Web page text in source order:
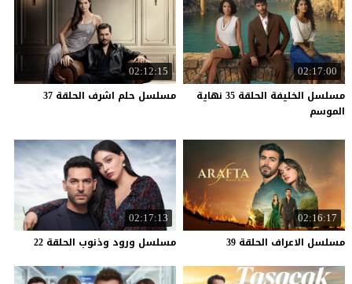
02:17:00
مسلسل الخليفة الحلقة 35 نهاية
الموسم
02:12:15
مسلسل حلم اشرف الحلقة 37
02:16:17
مسلسل الاعراف الحلقة 39
02:17:13
مسلسل ورود وذنوب الحلقة 22